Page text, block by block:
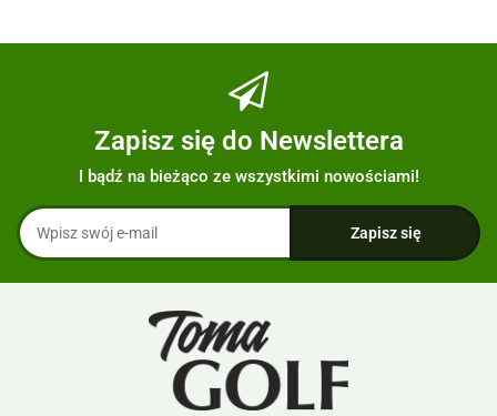
Zapisz się do Newslettera
I bądź na bieżąco ze wszystkimi nowościami!